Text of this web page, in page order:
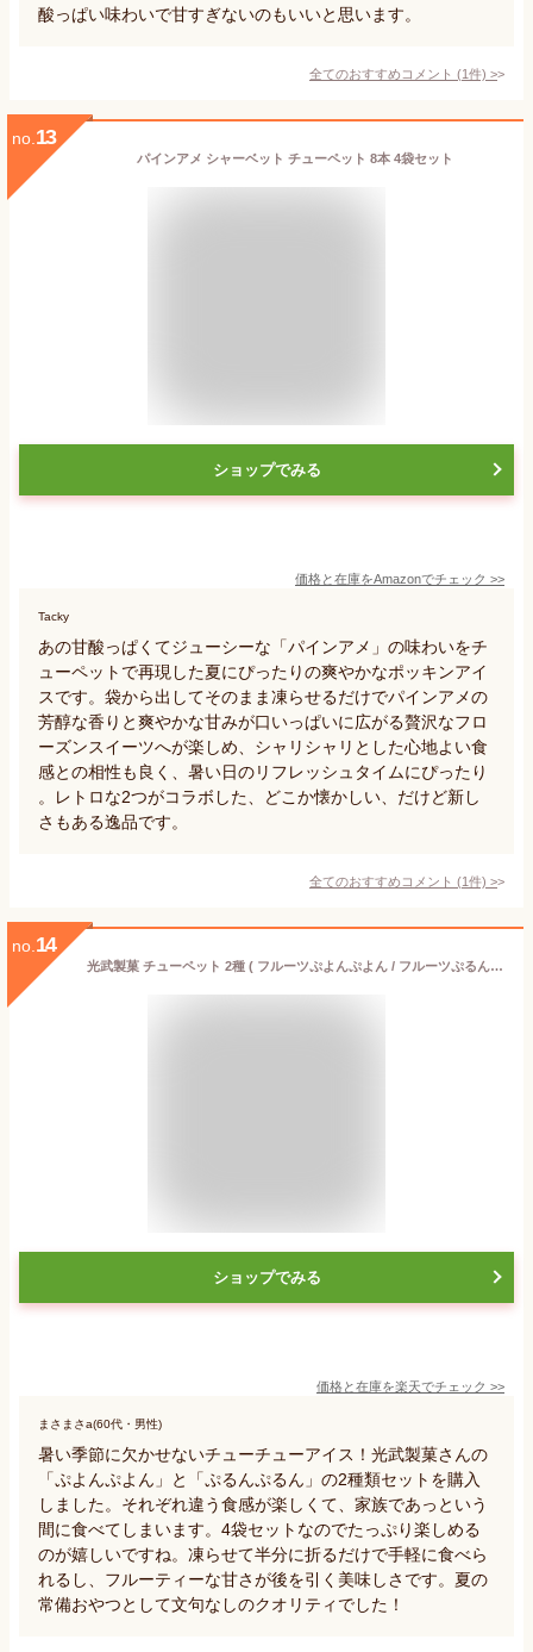
酸っぱい味わいで甘すぎないのもいいと思います。
全てのおすすめコメント (1件) >
no. 13
パインアメ シャーベット チューペット 8本 4袋セット
ショップでみる
価格と在庫をAmazonでチェック >>
Tacky
あの甘酸っぱくてジューシーな「パインアメ」の味わいをチ
ューペットで再現した夏にぴったりの爽やかなポッキンアイ
スです。袋から出してそのまま凍らせるだけでパインアメの
芳醇な香りと爽やかな甘みが口いっぱいに広がる贅沢なフロ
ーズンスイーツへが楽しめ、シャリシャリとした心地よい食
感との相性も良く、暑い日のリフレッシュタイムにぴったり
。レトロな2つがコラボした、どこか懐かしい、だけど新し
さもある逸品です。
全てのおすすめコメント (1件) >
no. 14
光武製菓 チューペット 2種 ( フルーツぷよんぷよん / フルーツぷるんぷるん )各2袋 計4袋 チューチュー ポッキンアイス
ショップでみる
価格と在庫を楽天でチェック >>
まさまさa(60代・男性)
暑い季節に欠かせないチューチューアイス！光武製菓さんの
「ぷよんぷよん」と「ぷるんぷるん」の2種類セットを購入
しました。それぞれ違う食感が楽しくて、家族であっという
間に食べてしまいます。4袋セットなのでたっぷり楽しめる
のが嬉しいですね。凍らせて半分に折るだけで手軽に食べら
れるし、フルーティーな甘さが後を引く美味しさです。夏の
常備おやつとして文句なしのクオリティでした！